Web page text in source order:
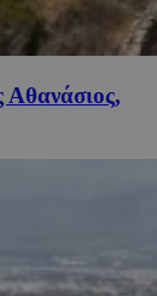
Αθανάσιος,